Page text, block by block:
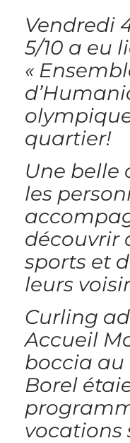
Vendredi
5/10 a eu
«
quartier!
Une belle
les
découvrir
sports et
leurs
Curling
Accueil
boccia au
Borel
vocations